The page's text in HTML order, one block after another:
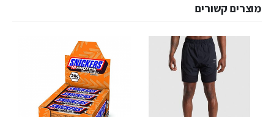
מוצרים קשורים